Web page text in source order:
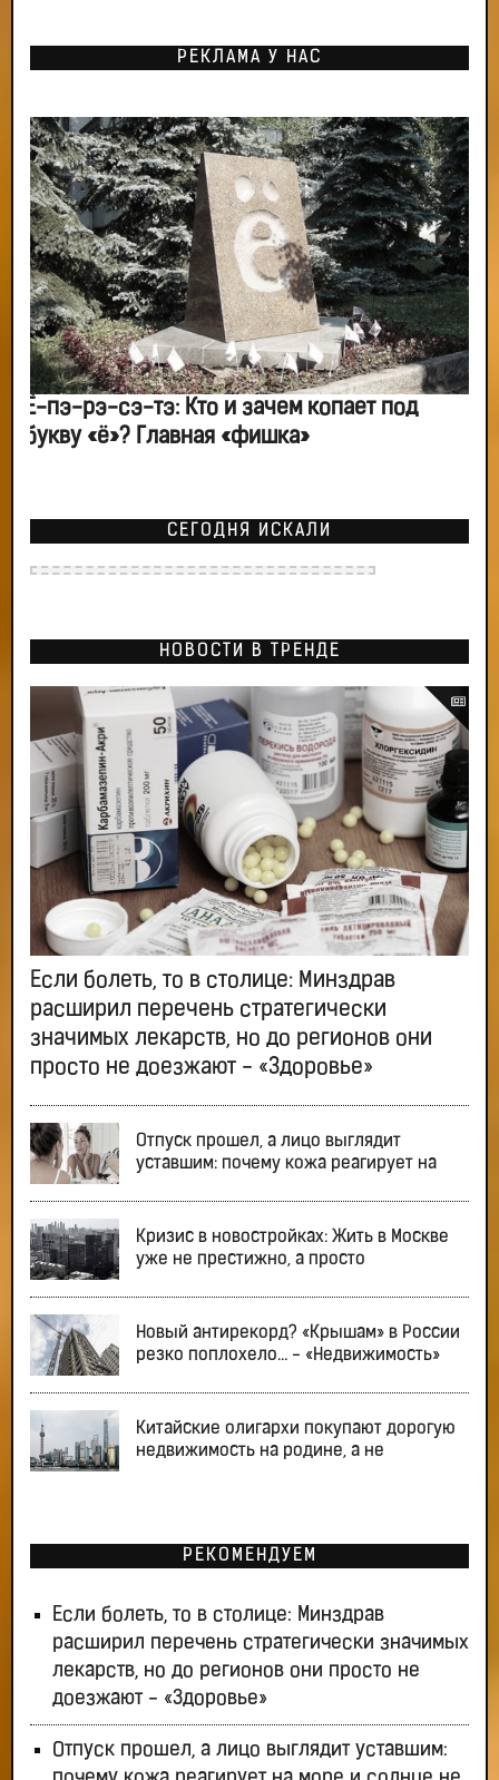
РЕКЛАМА У НАС
Ё-пэ-рэ-сэ-тэ: Кто и зачем копает под
букву «ё»? Главная «фишка»
СЕГОДНЯ ИСКАЛИ
НОВОСТИ В ТРЕНДЕ
Если болеть, то в столице: Минздрав
расширил перечень стратегически
значимых лекарств, но до регионов они
просто не доезжают - «Здоровье»
Отпуск прошел, а лицо выглядит
уставшим: почему кожа реагирует на
Кризис в новостройках: Жить в Москве
уже не престижно, а просто
Новый антирекорд? «Крышам» в России
резко поплохело… - «Недвижимость»
Китайские олигархи покупают дорогую
недвижимость на родине, а не
РЕКОМЕНДУЕМ
Если болеть, то в столице: Минздрав
расширил перечень стратегически значимых
лекарств, но до регионов они просто не
доезжают - «Здоровье»
Отпуск прошел, а лицо выглядит уставшим: